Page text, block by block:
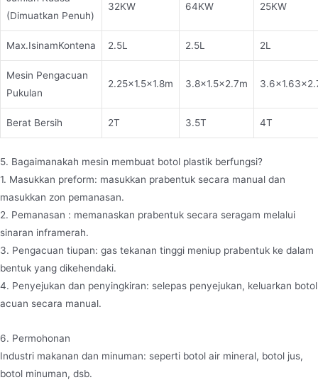
(Dimuatkan Penuh)
32KW 64KW 25KW
Max.IsinamKontena 2.5L 2.5L 2L
Mesin Pengacuan
Pukulan
2.25×1.5×1.8m 3.8×1.5×2.7m
Berat Bersih 2T 3.5T 4T
5. Bagaimanakah mesin membuat botol plastik berfungsi?
1. Masukkan preform: masukkan prabentuk secara manual dan
masukkan zon pemanasan.
2. Pemanasan : memanaskan prabentuk secara seragam melalui
sinaran inframerah.
3. Pengacuan tiupan: gas tekanan tinggi meniup prabentuk ke dalam
bentuk yang dikehendaki.
4. Penyejukan dan penyingkiran: selepas penyejukan, keluarkan botol
acuan secara manual.
6. Permohonan
Industri makanan dan minuman: seperti botol air mineral, botol jus,
botol minuman, dsb.